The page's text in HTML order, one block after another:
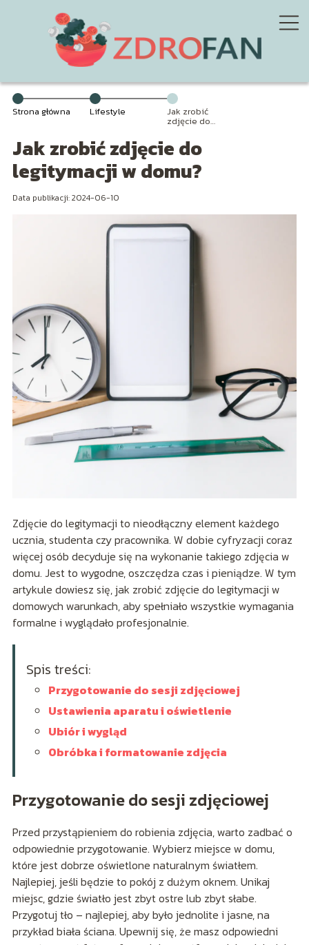
Strona główna Lifestyle Jak zrobić
zdjęcie do
legitymacji w
domu?
Jak zrobić zdjęcie do
legitymacji w domu?
Data publikacji: 2024-06-10
Zdjęcie do legitymacji to nieodłączny element każdego
ucznia, studenta czy pracownika. W dobie cyfryzacji coraz
więcej osób decyduje się na wykonanie takiego zdjęcia w
domu. Jest to wygodne, oszczędza czas i pieniądze. W tym
artykule dowiesz się, jak zrobić zdjęcie do legitymacji w
domowych warunkach, aby spełniało wszystkie wymagania
formalne i wyglądało profesjonalnie.
Spis treści:
Przygotowanie do sesji zdjęciowej
Ustawienia aparatu i oświetlenie
Ubiór i wygląd
Obróbka i formatowanie zdjęcia
Przygotowanie do sesji zdjęciowej
Przed przystąpieniem do robienia zdjęcia, warto zadbać o
odpowiednie przygotowanie. Wybierz miejsce w domu,
które jest dobrze oświetlone naturalnym światłem.
Najlepiej, jeśli będzie to pokój z dużym oknem. Unikaj
miejsc, gdzie światło jest zbyt ostre lub zbyt słabe.
Przygotuj tło – najlepiej, aby było jednolite i jasne, na
przykład biała ściana. Upewnij się, że masz odpowiedni